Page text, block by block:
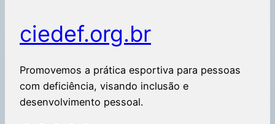
ciedef.org.br
Promovemos a prática esportiva para pessoas
com deficiência, visando inclusão e
desenvolvimento pessoal.